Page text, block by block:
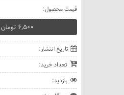
قيمت محصول:
6,500 تومان – خريد
تاريخ انتشار:
تعداد خريد:
بازديد: